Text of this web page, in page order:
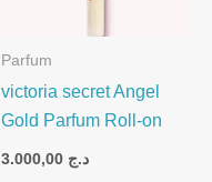
Parfum
victoria secret Angel
Gold Parfum Roll-on
د.ج